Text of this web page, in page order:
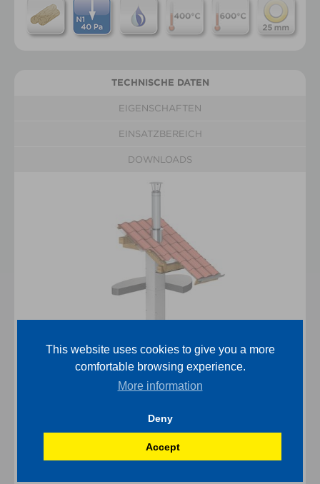
This website uses cookies to give you a more
comfortable browsing experience.
More information
Deny
Accept
TECHNISCHE DATEN
EIGENSCHAFTEN
EINSATZBEREICH
DOWNLOADS